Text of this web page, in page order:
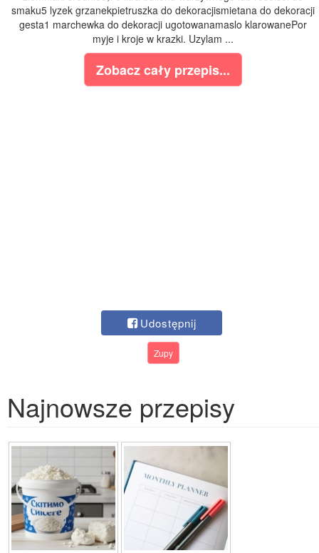
smaku5 lyzek grzanekpietruszka do dekoracjismietana do dekoracji
gesta1 marchewka do dekoracji ugotowanamaslo klarowanePor
myje i kroje w krazki. Uzylam ...
Zobacz cały przepis...
Udostępnij
Zupy
Najnowsze przepisy